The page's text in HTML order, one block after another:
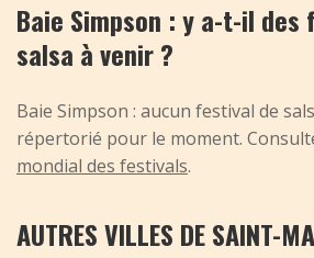
Baie Simpson : y a-t-il des
salsa à venir ?
Baie Simpson : aucun festival de
répertorié pour le moment.
mondial des festivals.
AUTRES VILLES DE SAINT-